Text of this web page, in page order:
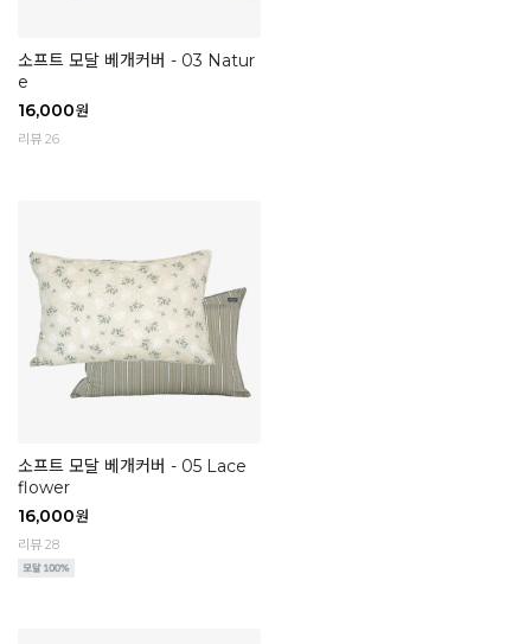
소프트 모달 베개커버 - 03 Natur
e
16,000원
리뷰 26
소프트 모달 베개커버 - 05 Lace
flower
16,000원
리뷰 28